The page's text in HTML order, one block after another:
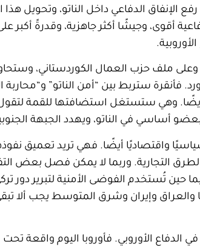
الدفاعي داخل الناتو، وتحويل هذا
أقوى، وجيشًا أكثر جاهزية، وقدرةً أكبر
ملف حزب العمال الكوردستاني،
فأنقرة ستربط بين “أمن الناتو”
أيضًا. وهي ستستغل استضافتها للقمة
أساسي في الناتو، ويهدد الجبهة
واقتصاديًا أيضًا. فهي تريد تعميق
والطرق التجارية. وربما لا يمكن فصل بعض
تُستخدم الفوضى الأمنية لتبرير دور
وإيران وشرق المتوسط يجب ألا
الدفاع الأوروبي. فأوروبا اليوم واقعة